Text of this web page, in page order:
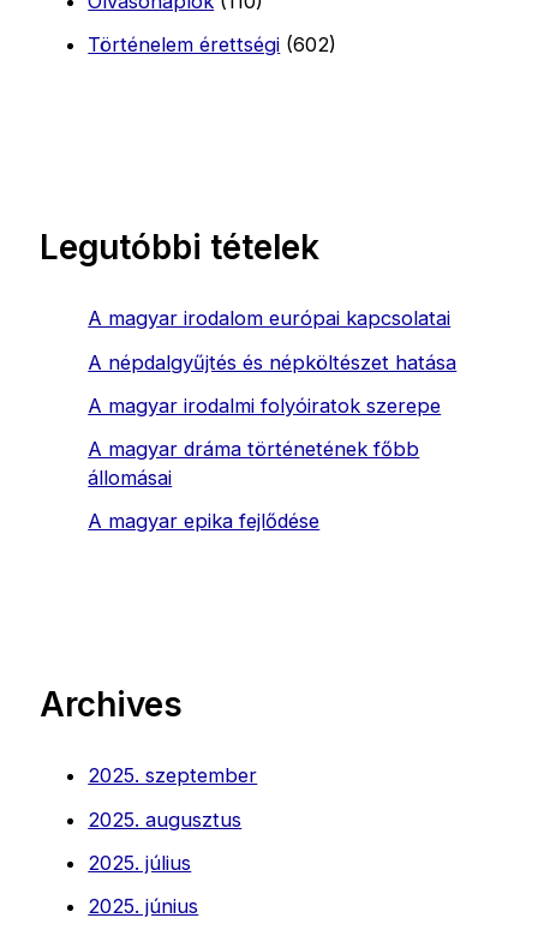
Történelem érettségi (602)
Legutóbbi tételek
A magyar irodalom európai kapcsolatai
A népdalgyűjtés és népköltészet hatása
A magyar irodalmi folyóiratok szerepe
A magyar dráma történetének főbb
állomásai
A magyar epika fejlődése
Archives
2025. szeptember
2025. augusztus
2025. július
2025. június